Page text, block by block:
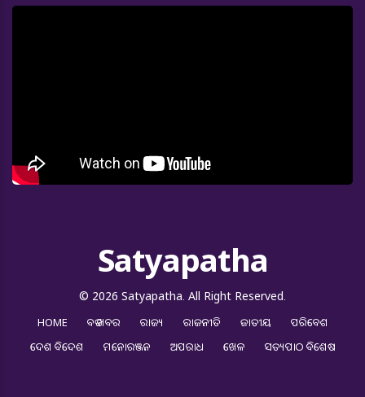
Satyapatha
© 2026 Satyapatha. All Right Reserved.
HOME ବଡ ଖବର ରାଜ୍ୟ ରାଜନୀତି ଜାତୀୟ
ପରିବେଶ
ଦେଶ ବିଦେଶ
ମନୋରଞ୍ଜନ ଅପରାଧ ଖେଳ ସତ୍ୟପାଠ ବିଶେଷ